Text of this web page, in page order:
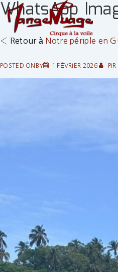
↓
passer
contenu
WhatsApp
‹ Retour à Notre périple en
POSTED ONBY 1 FÉVRIER 2026 PIR